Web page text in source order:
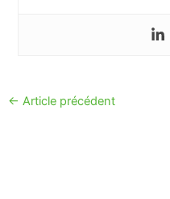
← Article précédent